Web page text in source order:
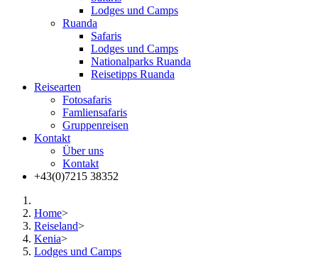
Lodges und Camps
Ruanda
Safaris
Lodges und Camps
Nationalparks Ruanda
Reisetipps Ruanda
Reisearten
Fotosafaris
Famliensafaris
Gruppenreisen
Kontakt
Über uns
Kontakt
+43(0)7215 38352
Home>
Reiseland>
Kenia>
Lodges und Camps